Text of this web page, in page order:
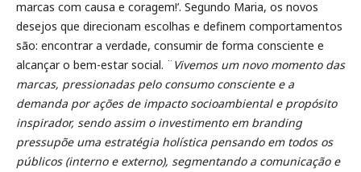
marcas com causa e coragem!’. Segundo Maria, os novos
desejos que direcionam escolhas e definem comportamentos
são: encontrar a verdade, consumir de forma consciente e
alcançar o bem-estar social. ¨ Vivemos um novo momento das
marcas, pressionadas pelo consumo consciente e a
demanda por ações de impacto socioambiental e propósito
inspirador, sendo assim o investimento em branding
pressupõe uma estratégia holística pensando em todos os
públicos (interno e externo), segmentando a comunicação e